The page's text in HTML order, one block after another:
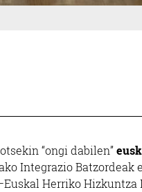
“ongi dabilen”
Integrazio Batzordeak
Herriko